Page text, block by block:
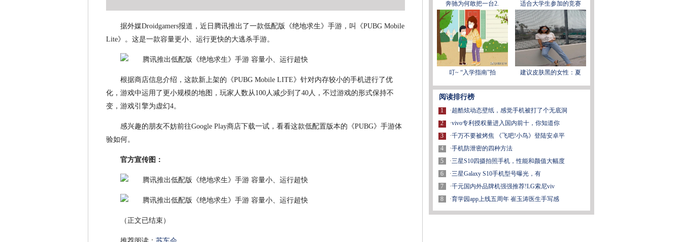
据外媒Droidgamers报道，近日腾讯推出了一款低配版《绝地求生》手游，叫《PUBG Mobile
Lite》。这是一款容量更小、运行更快的大逃杀手游。
根据商店信息介绍，这款新上架的《PUBG Mobile LITE》针对内存较小的手机进行了优
化，游戏中运用了更小规模的地图，玩家人数从100人减少到了40人，不过游戏的形式保持不
变，游戏引擎为虚幻4。
感兴趣的朋友不妨前往Google Play商店下载一试，看看这款低配置版本的《PUBG》手游体
验如何。
官方宣传图：
（正文已结束）
奔驰为何敢把一台2. 适合大学生参加的竞赛
叮~ “入学指南”拍 建议皮肤黑的女性：夏
阅读排行榜
1
2
3
4
5
6
7
8
·超酷炫动态壁纸，感觉手机被打了个无底洞
·vivo专利授权量进入国内前十，你知道你
·千万不要被烤焦 《飞吧!小鸟》登陆安卓平
·手机防泄密的四种方法
·三星S10四摄拍照手机，性能和颜值大幅度
·三星Galaxy S10手机型号曝光，有
·千元国内外品牌机强强推荐!LG索尼viv
·育学园app上线五周年 崔玉涛医生手写感